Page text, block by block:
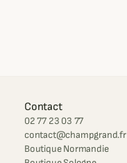
Contact
02 77 23 03 77
contact@champgrand.fr
Boutique Normandie